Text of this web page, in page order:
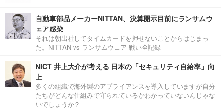
自動車部品メーカーNITTAN、決算開示目前にランサムウ
ェア感染
それは朝出社してタイムカードを押せないことからはじまっ
た。NITTAN vs ランサムウェア 戦い全記録
NICT 井上大介が考える 日本の「セキュリティ自給率」向
上
多くの組織で海外製のアプライアンスを導入していますが自分
たちがどんな仕組みで守られているかわかっていないんじゃな
いでしょうか？